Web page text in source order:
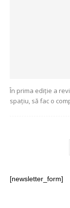
În prima ediție a
spațiu, să fac o
[newsletter_form]